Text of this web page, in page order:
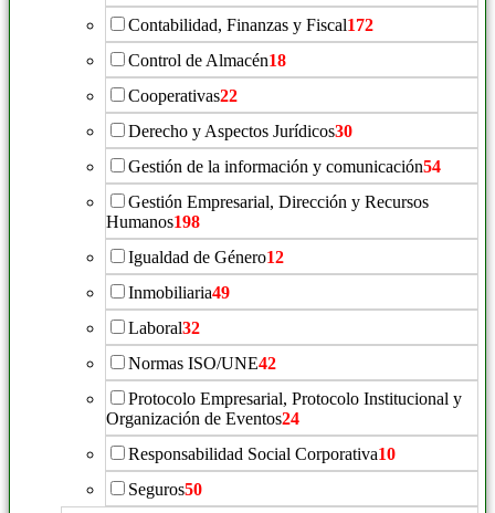
Contabilidad, Finanzas y Fiscal172
Control de Almacén18
Cooperativas22
Derecho y Aspectos Jurídicos30
Gestión de la información y comunicación54
Gestión Empresarial, Dirección y Recursos
Humanos198
Igualdad de Género12
Inmobiliaria49
Laboral32
Normas ISO/UNE42
Protocolo Empresarial, Protocolo Institucional y
Organización de Eventos24
Responsabilidad Social Corporativa10
Seguros50